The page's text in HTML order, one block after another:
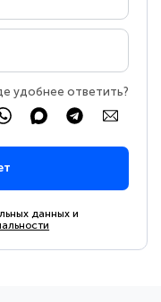
удобнее ответить?
данных и